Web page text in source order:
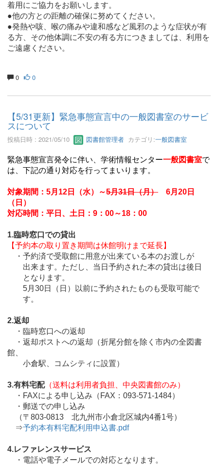
着用にご協力をお願いします。
●他の方との距離の確保に努めてください。
●発熱や咳、喉の痛みや違和感など風邪のような症状が有
る方、その他体調に不安の有る方につきましては、利用を
ご遠慮ください。
0 0
【5/31更新】緊急事態宣言中の一般図書室のサービ
スについて
投稿日時 : 2021/05/10 図書館管理者 カテゴリ:一般図書室
緊急事態宣言発令に伴い、学術情報センター一般図書室で
は、下記の通り対応を行ってまいります。
対象期間：5月12日（水）～5月31日（月） 6月20日
（日）
対応時間：平日、土日：9：00～18：00
1.臨時窓口での貸出
【予約本の取り置き期間は休館明けまで延長】
・予約済で受取館に用意が出来ている本のお渡しが
出来ます。ただし、当日予約された本の貸出は後日
となります。
5月30日（日）以前に予約されたものも受取可能で
す。
2.返却
・臨時窓口への返却
・返却ポストへの返却（折尾分館を除く市内の全図書
館、
小倉駅、コムシティに設置）
3.有料宅配（送料は利用者負担、中央図書館のみ）
・FAXによる申し込み（FAX：093-571-1484）
・郵送での申し込み
（〒803-0813 北九州市小倉北区城内4番1号）
⇒予約本有料宅配利用申込書.pdf
4.レファレンスサービス
・電話や電子メールでの対応となります。